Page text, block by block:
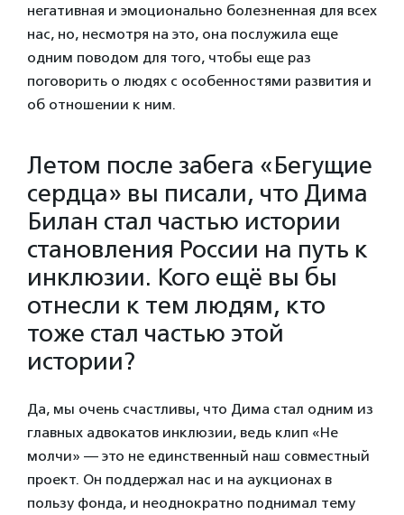
негативная и эмоционально болезненная для всех
нас, но, несмотря на это, она послужила еще
одним поводом для того, чтобы еще раз
поговорить о людях с особенностями развития и
об отношении к ним.
Летом после забега «Бегущие
сердца» вы писали, что Дима
Билан стал частью истории
становления России на путь к
инклюзии. Кого ещё вы бы
отнесли к тем людям, кто
тоже стал частью этой
истории?
Да, мы очень счастливы, что Дима стал одним из
главных адвокатов инклюзии, ведь клип «Не
молчи» — это не единственный наш совместный
проект. Он поддержал нас и на аукционах в
пользу фонда, и неоднократно поднимал тему